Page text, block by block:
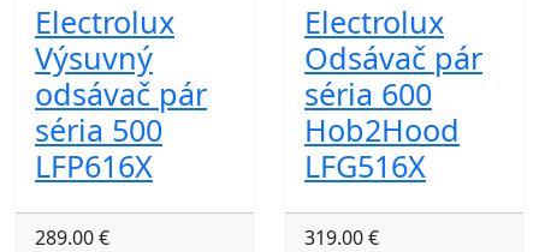
Electrolux
Výsuvný
odsávač pár
séria 500
LFP616X
289.00 €
Electrolux
Odsávač pár
séria 600
Hob2Hood
LFG516X
319.00 €